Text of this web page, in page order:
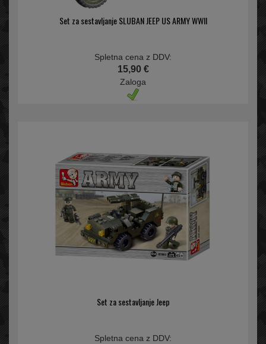
Set za sestavljanje SLUBAN JEEP US ARMY WWII
Spletna cena z DDV:
15,90 €
Zaloga
Set za sestavljanje Jeep
Spletna cena z DDV: